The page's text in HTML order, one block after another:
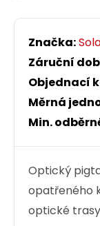
Značka:
Záruční
Objednací
Měrná
Min.
Optický
opatřeného
optické